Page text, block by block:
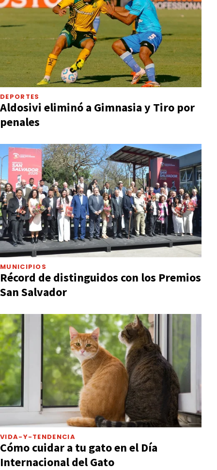
DEPORTES
Aldosivi eliminó a Gimnasia y Tiro por
penales
MUNICIPIOS
Récord de distinguidos con los Premios
San Salvador
VIDA-Y-TENDENCIA
Cómo cuidar a tu gato en el Día
Internacional del Gato